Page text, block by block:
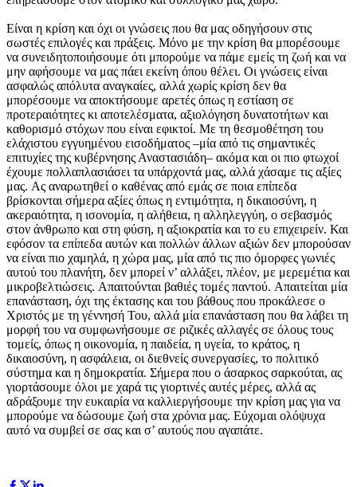
Είναι η κρίση και όχι οι γνώσεις που θα μας οδηγήσουν στις
σωστές επιλογές και πράξεις. Μόνο με την κρίση θα μπορέσουμε
να συνειδητοποιήσουμε ότι μπορούμε να πάμε εμείς τη ζωή και να
μην αφήσουμε να μας πάει εκείνη όπου θέλει. Οι γνώσεις είναι
ασφαλώς απόλυτα αναγκαίες, αλλά χωρίς κρίση δεν θα
μπορέσουμε να αποκτήσουμε αρετές όπως η εστίαση σε
προτεραιότητες κι αποτελέσματα, αξιολόγηση δυνατοτήτων και
καθορισμό στόχων που είναι εφικτοί. Με τη θεσμοθέτηση του
ελάχιστου εγγυημένου εισοδήματος –μία από τις σημαντικές
επιτυχίες της κυβέρνησης Αναστασιάδη– ακόμα και οι πιο φτωχοί
έχουμε πολλαπλασιάσει τα υπάρχοντά μας, αλλά χάσαμε τις αξίες
μας. Ας αναρωτηθεί ο καθένας από εμάς σε ποια επίπεδα
βρίσκονται σήμερα αξίες όπως η εντιμότητα, η δικαιοσύνη, η
ακεραιότητα, η ισονομία, η αλήθεια, η αλληλεγγύη, ο σεβασμός
στον άνθρωπο και στη φύση, η αξιοκρατία και το ευ επιχειρείν. Και
εφόσον τα επίπεδα αυτών και πολλών άλλων αξιών δεν μπορούσαν
να είναι πιο χαμηλά, η χώρα μας, μία από τις πιο όμορφες γωνιές
αυτού του πλανήτη, δεν μπορεί ν’ αλλάξει, πλέον, με μερεμέτια και
μικροβελτιώσεις. Απαιτούνται βαθιές τομές παντού. Απαιτείται μία
επανάσταση, όχι της έκτασης και του βάθους που προκάλεσε ο
Χριστός με τη γέννησή Του, αλλά μία επανάσταση που θα λάβει τη
μορφή του να συμφωνήσουμε σε ριζικές αλλαγές σε όλους τους
τομείς, όπως η οικονομία, η παιδεία, η υγεία, το κράτος, η
δικαιοσύνη, η ασφάλεια, οι διεθνείς συνεργασίες, το πολιτικό
σύστημα και η δημοκρατία. Σήμερα που ο άσαρκος σαρκούται, ας
γιορτάσουμε όλοι με χαρά τις γιορτινές αυτές μέρες, αλλά ας
αδράξουμε την ευκαιρία να καλλιεργήσουμε την κρίση μας για να
μπορούμε να δώσουμε ζωή στα χρόνια μας. Εύχομαι ολόψυχα
αυτό να συμβεί σε σας και σ’ αυτούς που αγαπάτε.